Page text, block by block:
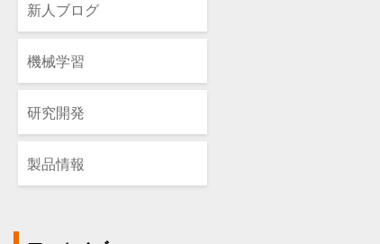
新人ブログ
機械学習
研究開発
製品情報